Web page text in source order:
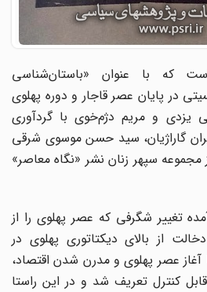
که با عنوان «باستان‌شناسی
پایان عصر قاجار و دوره پهلوی
یزدی و مریم دژم‌خوی با گردآوری
گاراژیان، سید حسن موسوی شرقی
سپهر زنان نشر «نگاه معاصر»
تغییر شگرفی که عصر پهلوی را از
از بالای دیکتاتوری پهلوی در
آغاز عصر پهلوی و مدرن شدن اقتصاد،
کنترل تعریف شد و در این راستا